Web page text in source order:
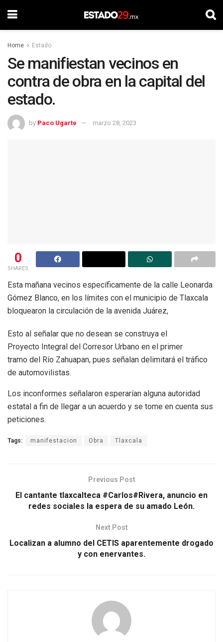
Home Estado
Se manifiestan vecinos en
contra de obra en la capital del
estado.
by Paco Ugarte marzo 28, 2023
0
SHARES
Esta mañana vecinos específicamente de la calle Leonarda
Gómez Blanco, en los límites con el municipio de Tlaxcala
bloquearon la circulación de la avenida Juárez,
Esto al señalar que no desean se construya el
Proyecto Integral del Corresor Urbano en el primer
tramo del Río Zahuapan, pues señalan delimitará el tráfico
de automovilistas.
Los inconformes señalaron esperarían alguna autoridad
estatal a fin de llegar a un acuerdo y se tome en cuenta sus
peticiones.
Tags: manifestacion Obra Tlaxcala
Previous Post
El cantante tlaxcalteca #Carlos#Rivera, anuncio en
redes sociales la espera de su amado León.
Next Post
Localizan a alumno del CETIS aparentemente drogado
y con enervantes.